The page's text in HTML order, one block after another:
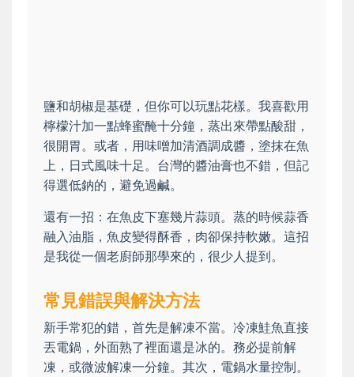
鹽和胡椒是基礎，但你可以玩點花樣。我喜歡用
檸檬汁加一點蜂蜜醃十分鐘，蒸出來帶點酸甜，
很開胃。或者，用味噌加清酒調成醬，塗抹在魚
上，日式風味十足。台灣的醬油膏也不錯，但記
得選低鈉的，避免過鹹。
還有一招：在魚皮下塞幾片蒜頭。蒸的時候蒜香
融入油脂，魚皮變得酥香，肉卻保持軟嫩。這招
是我從一個老廚師那學來的，很少人提到。
常見錯誤與解決方法
新手常犯的錯，首先是解凍不當。冷凍鮭魚直接
丟電鍋，外面熟了裡面還是冰的。務必提前解
凍，或微波解凍一分鐘。其次，電鍋水量控制。